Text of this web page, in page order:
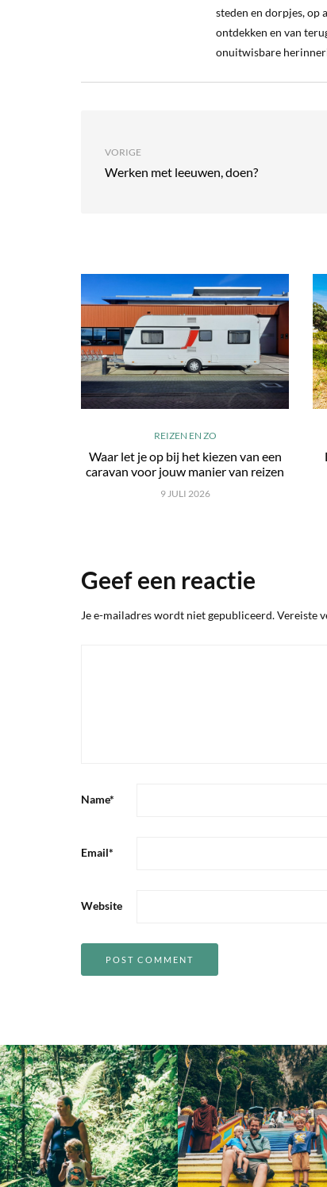
steden en dorpjes, op
ontdekken en van
onuitwisbare
VORIGE
Werken met leeuwen, doen?
REIZEN EN ZO
Waar let je op bij het kiezen van een
caravan voor jouw manier van reizen
9 JULI 2026
Geef een reactie
Je e-mailadres wordt niet gepubliceerd.Vereiste
Name*
Email*
Website